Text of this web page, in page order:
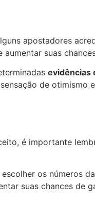
apostadores
suas
evidências
de otimismo
é importante
os números
suas chances de